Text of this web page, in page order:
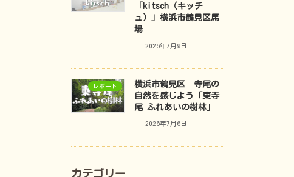
「kitsch（キッチ
ュ）」横浜市鶴見区馬
場
2026年7月9日
レポート
横浜市鶴見区 寺尾の
自然を感じよう「東寺
尾 ふれあいの樹林」
2026年7月6日
カテゴリー